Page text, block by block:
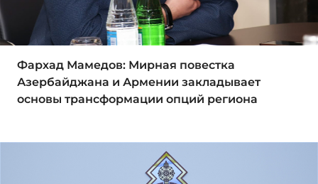
Фархад Мамедов: Мирная повестка
Азербайджана и Армении закладывает
основы трансформации опций региона